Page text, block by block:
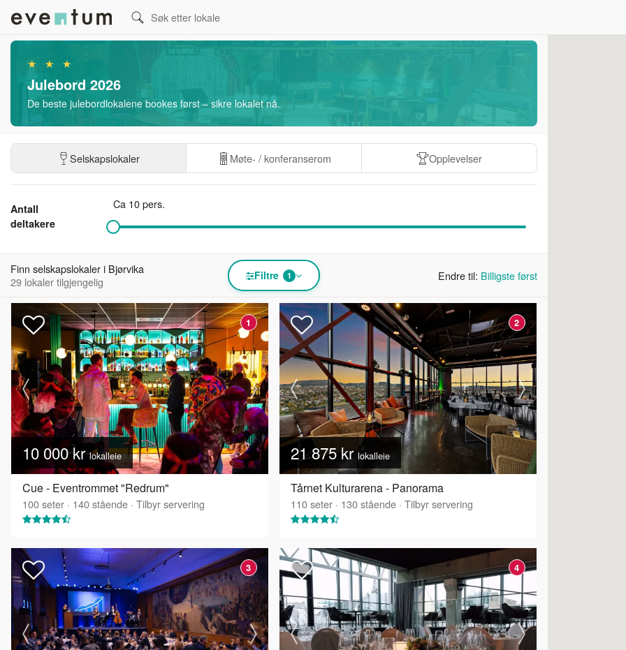
★ ★ ★
Julebord 2026
De beste julebordlokalene bookes først – sikre lokalet nå.
Selskapslokaler Møte- / konferanserom Opplevelser
Antall
deltakere
Ca 10 pers.
Finn selskapslokaler i Bjørvika
29 lokaler tilgjengelig
Filtre 1 Endre til: Billigste først
1
10 000 krlokalleie
Cue - Eventrommet "Redrum"
100seter · 140stående · Tilbyr servering
2
21 875 krlokalleie
Tårnet Kulturarena - Panorama
110seter · 130stående · Tilbyr servering
3 4